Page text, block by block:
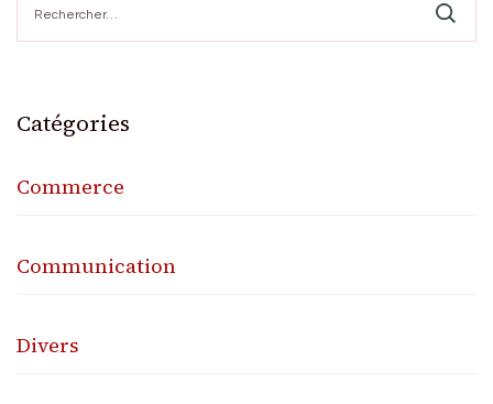
Catégories
Commerce
Communication
Divers